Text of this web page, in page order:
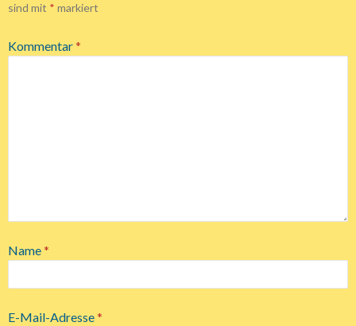
sind mit * markiert
Kommentar*
Name*
E-Mail-Adresse*